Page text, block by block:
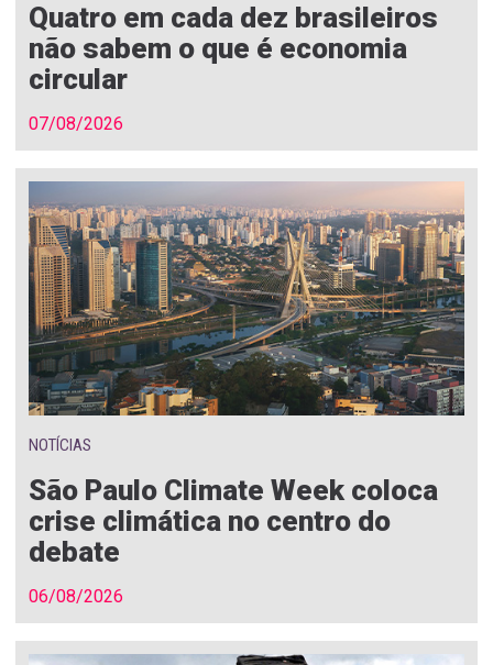
Quatro em cada dez brasileiros
não sabem o que é economia
circular
07/08/2026
NOTÍCIAS
São Paulo Climate Week coloca
crise climática no centro do
debate
06/08/2026